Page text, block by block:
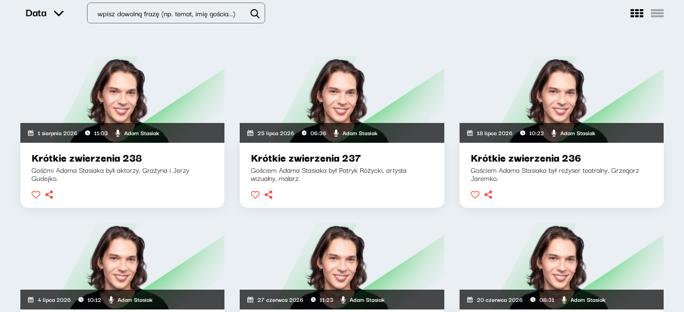
Data
1 sierpnia 2026 11:03 Adam Stasiak
Krótkie zwierzenia 238
Gośćmi Adama Stasiaka byli aktorzy, Grażyna i Jerzy
Gudejko.
25 lipca 2026 06:36 Adam Stasiak
Krótkie zwierzenia 237
Gościem Adama Stasiaka był Patryk Różycki, artysta
wizualny, malarz.
18 lipca 2026 10:22 Adam Stasiak
Krótkie zwierzenia 236
Gościem Adama Stasiaka był reżyser teatralny, Grzegorz
Jaremko.
4 lipca 2026 10:12 Adam Stasiak 27 czerwca 2026 11:23 Adam Stasiak 20 czerwca 2026 08:31 Adam Stasiak